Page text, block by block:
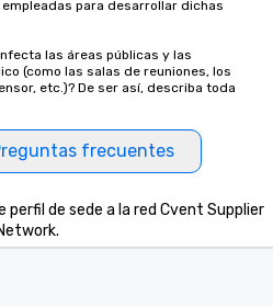
para desarrollar dichas
las áreas públicas y las
(como las salas de reuniones, los
etc.)? De ser así, describa toda
frecuentes
perfil de sede a la red Cvent Supplier